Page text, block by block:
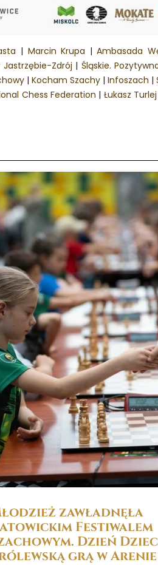
| Marcin Krupa |Ambasada
Jastrzębie-Zdrój | Śląskie.
| Kocham Szachy | Infoszach |
Chess Federation | Łukasz
zawładnęła
Festiwalem
Dzień
grą w Arenie